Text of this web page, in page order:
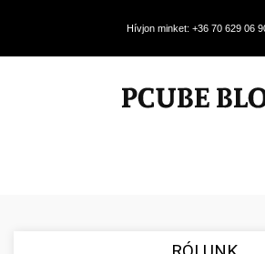
Hívjon minket: +36 70 629 06